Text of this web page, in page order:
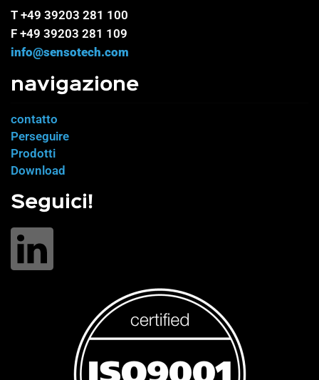
T +49 39203 281 100
F +49 39203 281 109
info@sensotech.com
navigazione
contatto
Perseguire
Prodotti
Download
Seguici!